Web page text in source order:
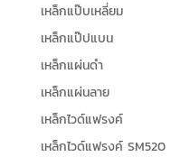
เหล็กแป๊บเหลี่ยม
เหล็กแป๊ปแบน
เหล็กแผ่นดำ
เหล็กแผ่นลาย
เหล็กไวด์แฟรงค์
เหล็กไวด์แฟรงค์ SM520